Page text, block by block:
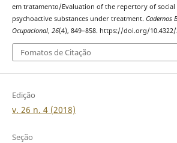
em tratamento/Evaluation of the repertory of social
psychoactive substances under treatment. Cadernos
Ocupacional, 26(4), 849–858. https://doi.org/10.4322/
Fomatos de Citação
Edição
v. 26 n. 4 (2018)
Seção